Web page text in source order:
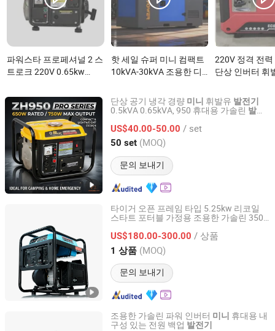
파워스타 프로페셔널 2 스
트로크 220V 0.65kw
기이(가) 무엇인가요?
핫 세일 슈퍼 미니 컴팩트
10kVA-30kVA 조용한 디
요?
220V 정격 전
단상 인버터 휘
소형 조용한 인
린 전원 미니
단상 공기 냉각 경량 미니 휘발유 발전기
0.5kVA 0.65kVA, 950 휴대용 가솔린 발전
업용
US$40.00-50.00 / set
50 set (MOQ)
문의 보내기
Taizhou Genour Power Machinery Co., Ltd.
Zhejiang, China 이후 2009
타이거 오픈 프레임 타입 5.25kw 리코일
스타트 포터블 가정용 조용한 가솔린 3500
한 포터블 가솔린발전기파워
US$180.00-300.00 / 상품
1 상품 (MOQ)
문의 보내기
Tuoqing (Chongqing) General Machinery Equipment Co.,
Ltd.
Chongqing, China 이후 2026
조용한 가솔린 파워 인버터 미니 휴대용 내
구성 있는 전원 백업 발전기